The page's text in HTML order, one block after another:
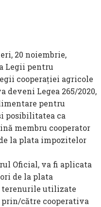
20 noiembrie,
Legii pentru
cooperației agricole
deveni Legea 265/2020,
pentru
posibilitatea ca
membru cooperator
la plata impozitelor
Oficial, va fi aplicata
de la plata
utilizate
către cooperativa